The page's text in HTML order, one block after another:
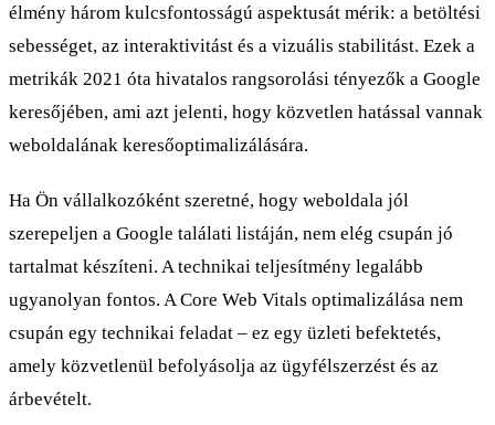
élmény három kulcsfontosságú aspektusát mérik: a betöltési
sebességet, az interaktivitást és a vizuális stabilitást. Ezek a
metrikák 2021 óta hivatalos rangsorolási tényezők a Google
keresőjében, ami azt jelenti, hogy közvetlen hatással vannak
weboldalának keresőoptimalizálására.
Ha Ön vállalkozóként szeretné, hogy weboldala jól
szerepeljen a Google találati listáján, nem elég csupán jó
tartalmat készíteni. A technikai teljesítmény legalább
ugyanolyan fontos. A Core Web Vitals optimalizálása nem
csupán egy technikai feladat – ez egy üzleti befektetés,
amely közvetlenül befolyásolja az ügyfélszerzést és az
árbevételt.